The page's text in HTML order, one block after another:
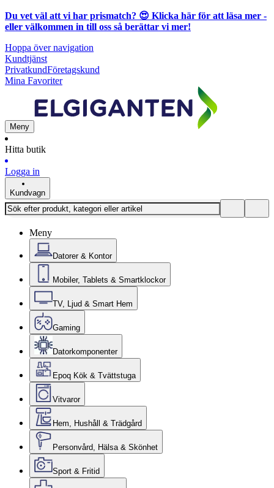
Du vet väl att vi har prismatch? 😍 Klicka här för att läsa mer -
eller välkommen in till oss så berättar vi mer!
Hoppa över navigation
Kundtjänst
PrivatkundFöretagskund
Mina Favoriter
Meny
Hitta butik
Logga in
Kundvagn
Meny
Datorer & Kontor
Mobiler, Tablets & Smartklockor
TV, Ljud & Smart Hem
Gaming
Datorkomponenter
Epoq Kök & Tvättstuga
Vitvaror
Hem, Hushåll & Trädgård
Personvård, Hälsa & Skönhet
Sport & Fritid